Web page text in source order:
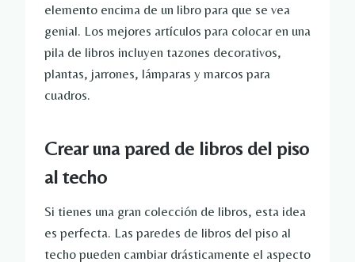
elemento encima de un libro para que se vea
genial. Los mejores artículos para colocar en una
pila de libros incluyen tazones decorativos,
plantas, jarrones, lámparas y marcos para
cuadros.
Crear una pared de libros del piso
al techo
Si tienes una gran colección de libros, esta idea
es perfecta. Las paredes de libros del piso al
techo pueden cambiar drásticamente el aspecto